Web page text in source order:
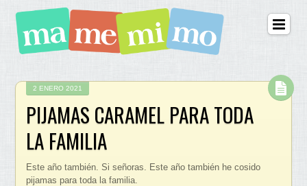
2 ENERO 2021
PIJAMAS CARAMEL PARA TODA
LA FAMILIA
Este año también. Si señoras. Este año también he cosido
pijamas para toda la familia.